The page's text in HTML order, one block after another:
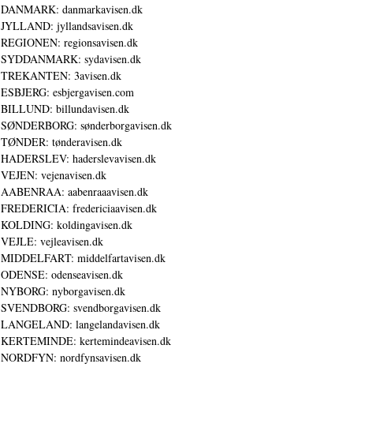
DANMARK: danmarkavisen.dk
JYLLAND: jyllandsavisen.dk
REGIONEN: regionsavisen.dk
SYDDANMARK: sydavisen.dk
TREKANTEN: 3avisen.dk
ESBJERG: esbjergavisen.com
BILLUND: billundavisen.dk
SØNDERBORG: sønderborgavisen.dk
TØNDER: tønderavisen.dk
HADERSLEV: haderslevavisen.dk
VEJEN: vejenavisen.dk
AABENRAA: aabenraaavisen.dk
FREDERICIA: fredericiaavisen.dk
KOLDING: koldingavisen.dk
VEJLE: vejleavisen.dk
MIDDELFART: middelfartavisen.dk
ODENSE: odenseavisen.dk
NYBORG: nyborgavisen.dk
SVENDBORG: svendborgavisen.dk
LANGELAND: langelandavisen.dk
KERTEMINDE: kertemindeavisen.dk
NORDFYN: nordfynsavisen.dk